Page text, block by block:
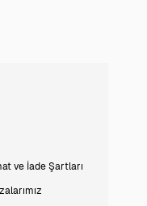
ve İade Şartları